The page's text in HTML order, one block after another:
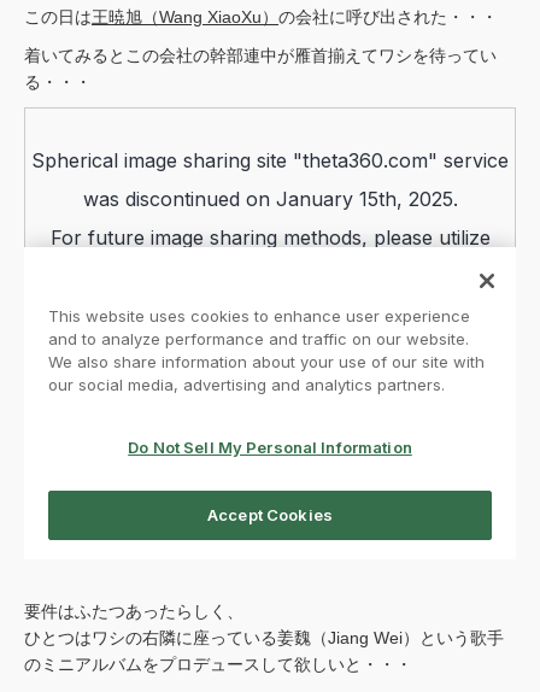
この日は王暁旭（Wang XiaoXu） の会社に呼び出された・・・
着いてみるとこの会社の幹部連中が雁首揃えてワシを待ってい
る・・・
要件はふたつあったらしく、
ひとつはワシの右隣に座っている姜魏（Jiang Wei）という歌手
のミニアルバムをプロデュースして欲しいと・・・